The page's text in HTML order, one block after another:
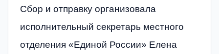
Сбор и отправку организовала
исполнительный секретарь местного
отделения «Единой России» Елена